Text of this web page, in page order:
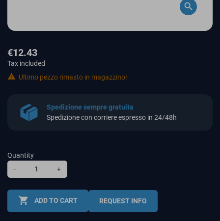
search
€12.43
Tax included
 Ultimo pezzo rimasto in magazzino!
Spedizione sempre gratuita
Spedizione con corriere espresso in 24/48h
Quantity
-
+
shopping_cart ADD TO CART REQUEST INFO